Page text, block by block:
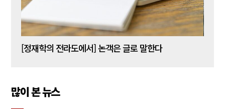
[정재학의 전라도에서] 논객은 글로 말한다
많이 본 뉴스